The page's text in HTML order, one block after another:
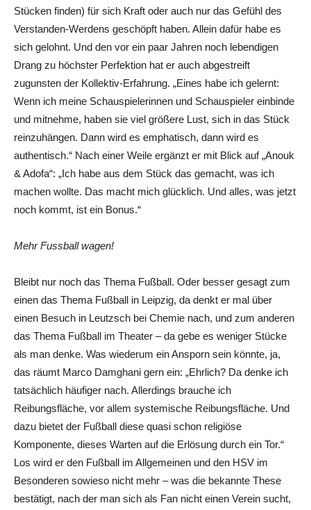
Stücken finden) für sich Kraft oder auch nur das Gefühl des
Verstanden-Werdens geschöpft haben. Allein dafür habe es
sich gelohnt. Und den vor ein paar Jahren noch lebendigen
Drang zu höchster Perfektion hat er auch abgestreift
zugunsten der Kollektiv-Erfahrung. „Eines habe ich gelernt:
Wenn ich meine Schauspielerinnen und Schauspieler einbinde
und mitnehme, haben sie viel größere Lust, sich in das Stück
reinzuhängen. Dann wird es emphatisch, dann wird es
authentisch.“ Nach einer Weile ergänzt er mit Blick auf „Anouk
& Adofa“: „Ich habe aus dem Stück das gemacht, was ich
machen wollte. Das macht mich glücklich. Und alles, was jetzt
noch kommt, ist ein Bonus.“
Mehr Fussball wagen!
Bleibt nur noch das Thema Fußball. Oder besser gesagt zum
einen das Thema Fußball in Leipzig, da denkt er mal über
einen Besuch in Leutzsch bei Chemie nach, und zum anderen
das Thema Fußball im Theater – da gebe es weniger Stücke
als man denke. Was wiederum ein Ansporn sein könnte, ja,
das räumt Marco Damghani gern ein: „Ehrlich? Da denke ich
tatsächlich häufiger nach. Allerdings brauche ich
Reibungsfläche, vor allem systemische Reibungsfläche. Und
dazu bietet der Fußball diese quasi schon religiöse
Komponente, dieses Warten auf die Erlösung durch ein Tor.“
Los wird er den Fußball im Allgemeinen und den HSV im
Besonderen sowieso nicht mehr – was die bekannte These
bestätigt, nach der man sich als Fan nicht einen Verein sucht,